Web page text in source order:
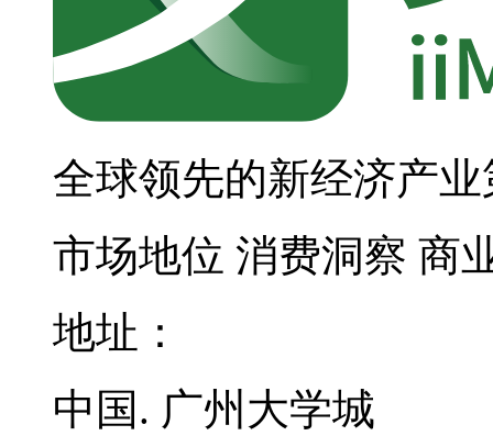
全球领先的新经济产
市场地位 消费洞察 商
地址：
中国. 广州大学城